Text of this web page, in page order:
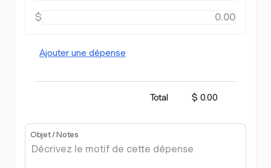
$
Ajouter une dépense
Total $ 0.00
Objet / Notes